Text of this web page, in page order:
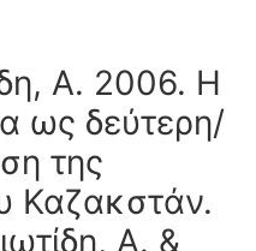
Α. 2006. Η
ως δεύτερη/
της
Καζακστάν.
Α. &